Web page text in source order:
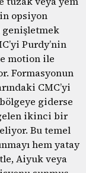
opsiyon
genişletmek
Purdy’nin
motion ile
Formasyonun
CMC’yi
giderse
ikinci bir
Bu temel
hem yatay
Aiyuk veya